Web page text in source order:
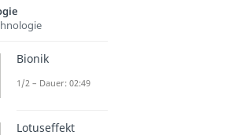
Bionik
1/2 – Dauer: 02:49
Lotuseffekt